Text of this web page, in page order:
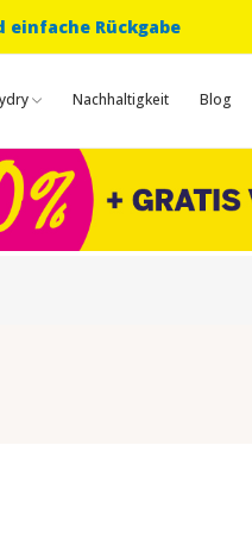
einfache Rückgabe
Nachhaltigkeit Blog